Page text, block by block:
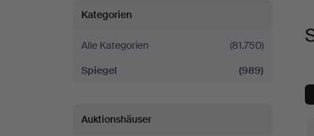
Spiegel
bei
Lawrences
Auctioneers
Kategorien
Alle Kategorien
(81.750)
Spiegel
(989)
Auktionshäuser